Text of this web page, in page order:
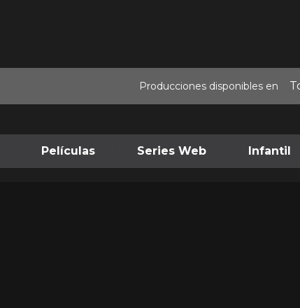
Producciones disponibles en
Películas Series Web Infantil